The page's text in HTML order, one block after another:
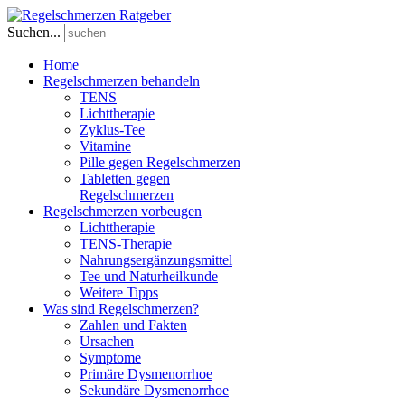
Suchen...
Home
Regelschmerzen behandeln
TENS
Lichttherapie
Zyklus-Tee
Vitamine
Pille gegen Regelschmerzen
Tabletten gegen
Regelschmerzen
Regelschmerzen vorbeugen
Lichttherapie
TENS-Therapie
Nahrungsergänzungsmittel
Tee und Naturheilkunde
Weitere Tipps
Was sind Regelschmerzen?
Zahlen und Fakten
Ursachen
Symptome
Primäre Dysmenorrhoe
Sekundäre Dysmenorrhoe